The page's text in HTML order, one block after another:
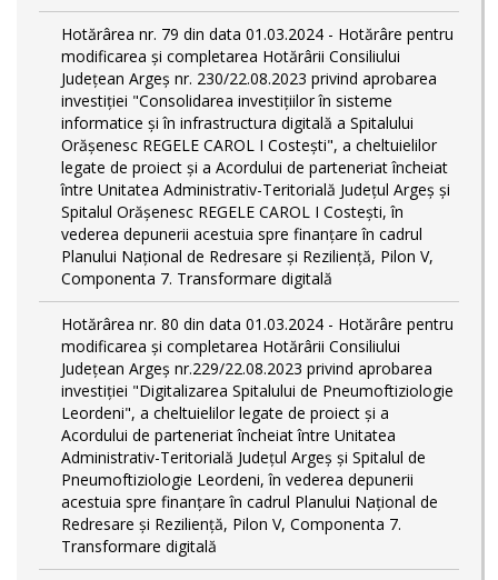
Hotărârea nr. 79 din data 01.03.2024 - Hotărâre pentru
modificarea și completarea Hotărârii Consiliului
Județean Argeș nr. 230/22.08.2023 privind aprobarea
investiției "Consolidarea investițiilor în sisteme
informatice și în infrastructura digitală a Spitalului
Orășenesc REGELE CAROL I Costești", a cheltuielilor
legate de proiect și a Acordului de parteneriat încheiat
între Unitatea Administrativ-Teritorială Județul Argeș și
Spitalul Orășenesc REGELE CAROL I Costești, în
vederea depunerii acestuia spre finanțare în cadrul
Planului Național de Redresare și Reziliență, Pilon V,
Componenta 7. Transformare digitală
Hotărârea nr. 80 din data 01.03.2024 - Hotărâre pentru
modificarea și completarea Hotărârii Consiliului
Județean Argeș nr.229/22.08.2023 privind aprobarea
investiției "Digitalizarea Spitalului de Pneumoftiziologie
Leordeni", a cheltuielilor legate de proiect și a
Acordului de parteneriat încheiat între Unitatea
Administrativ-Teritorială Județul Argeș și Spitalul de
Pneumoftiziologie Leordeni, în vederea depunerii
acestuia spre finanțare în cadrul Planului Național de
Redresare și Reziliență, Pilon V, Componenta 7.
Transformare digitală